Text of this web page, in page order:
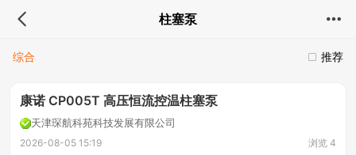
柱塞泵
推荐
综合
康诺 CP005T 高压恒流控温柱塞泵
天津琛航科苑科技发展有限公司
2026-08-05 15:19 浏览 4